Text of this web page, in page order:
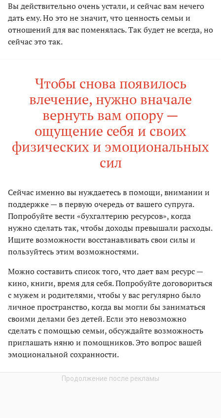
Вы действительно очень устали, и сейчас вам нечего
дать ему. Но это не значит, что ценность семьи и
отношений для вас поменялась. Так будет не всегда, но
сейчас это так.
Чтобы снова появилось
влечение, нужно вначале
вернуть вам опору —
ощущение себя и своих
физических и эмоциональных
сил
Сейчас именно вы нуждаетесь в помощи, внимании и
поддержке — в первую очередь от вашего супруга.
Попробуйте вести «бухгалтерию ресурсов», когда
нужно сделать так, чтобы доходы превышали расходы.
Ищите возможности восстанавливать свои силы и
пользуйтесь этим возможностями.
Можно составить список того, что дает вам ресурс —
кино, книги, время для себя. Попробуйте договориться
с мужем и родителями, чтобы у вас регулярно было
личное пространство, когда вы могли бы заниматься
своими делами без детей. Если это невозможно
сделать с помощью семьи, обсуждайте возможность
приглашать няню и помощников. Это вопрос вашей
эмоциональной сохранности.